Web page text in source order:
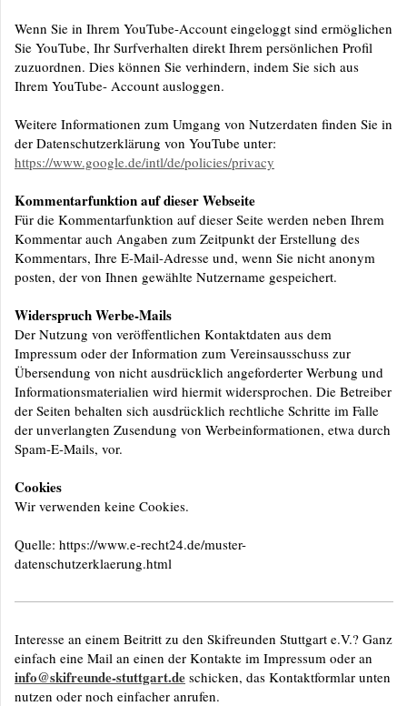
Wenn Sie in Ihrem YouTube-Account eingeloggt sind ermöglichen
Sie YouTube, Ihr Surfverhalten direkt Ihrem persönlichen Profil
zuzuordnen. Dies können Sie verhindern, indem Sie sich aus
Ihrem YouTube- Account ausloggen.
Weitere Informationen zum Umgang von Nutzerdaten finden Sie in
der Datenschutzerklärung von YouTube unter:
https://www.google.de/intl/de/policies/privacy
Kommentarfunktion auf dieser Webseite
Für die Kommentarfunktion auf dieser Seite werden neben Ihrem
Kommentar auch Angaben zum Zeitpunkt der Erstellung des
Kommentars, Ihre E-Mail-Adresse und, wenn Sie nicht anonym
posten, der von Ihnen gewählte Nutzername gespeichert.
Widerspruch Werbe-Mails
Der Nutzung von veröffentlichen Kontaktdaten aus dem
Impressum oder der Information zum Vereinsausschuss zur
Übersendung von nicht ausdrücklich angeforderter Werbung und
Informationsmaterialien wird hiermit widersprochen. Die Betreiber
der Seiten behalten sich ausdrücklich rechtliche Schritte im Falle
der unverlangten Zusendung von Werbeinformationen, etwa durch
Spam-E-Mails, vor.
Cookies
Wir verwenden keine Cookies.
Quelle: https://www.e-recht24.de/muster-
datenschutzerklaerung.html
Interesse an einem Beitritt zu den Skifreunden Stuttgart e.V.? Ganz
einfach eine Mail an einen der Kontakte im Impressum oder an
info@skifreunde-stuttgart.de schicken, das Kontaktformlar unten
nutzen oder noch einfacher anrufen.